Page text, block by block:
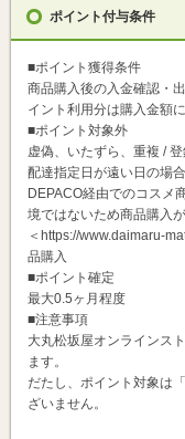
ポイント付与条件
■ポイント獲得条件
商品購入後の入金確認・
イント利用分は購入金額
■ポイント対象外
虚偽、いたずら、重複 /
配達指定日が遠い日の場
DEPACO経由でのコスメ
境ではないため商品購入
＜https://www.daimaru-
品購入
■ポイント確定
最大0.5ヶ月程度
■注意事項
大丸松坂屋オンラインス
ます。
だたし、ポイント対象は
ざいません。